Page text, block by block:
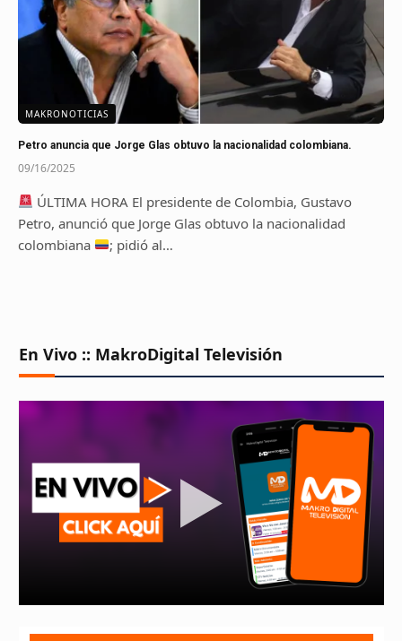
MAKRONOTICIAS
Petro anuncia que Jorge Glas obtuvo la nacionalidad colombiana.
09/16/2025
ÚLTIMA HORA El presidente de Colombia, Gustavo
Petro, anunció que Jorge Glas obtuvo la nacionalidad
colombiana
; pidió al…
En Vivo :: MakroDigital Televisión